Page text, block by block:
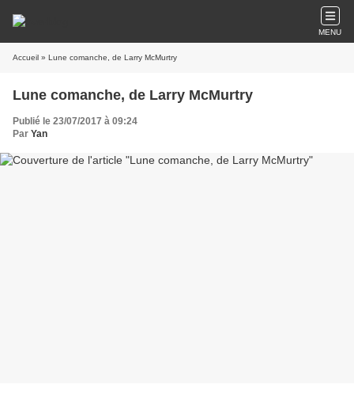
MENU
Accueil » Lune comanche, de Larry McMurtry
Lune comanche, de Larry McMurtry
Publié le 23/07/2017 à 09:24
Par Yan